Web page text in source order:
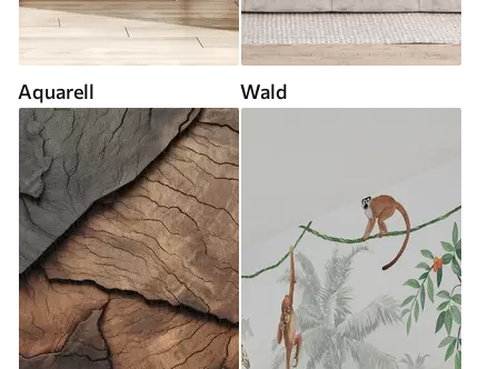
Aquarell Wald